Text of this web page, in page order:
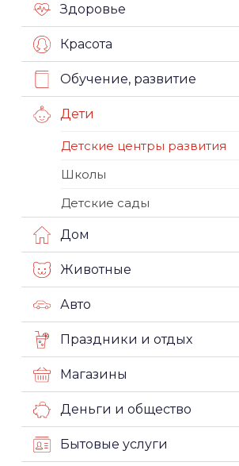
Здоровье
Красота
Обучение, развитие
Дети
Детские центры развития
Школы
Детские сады
Дом
Животные
Авто
Праздники и отдых
Магазины
Деньги и общество
Бытовые услуги